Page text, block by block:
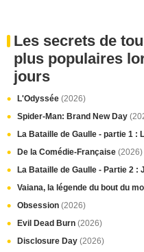
Les secrets de
plus populaires
jours
L'Odyssée (2026)
Spider-Man: Brand New Day
La Bataille de Gaulle - partie 1 :
De la Comédie-Française (2026)
La Bataille de Gaulle - Partie 2 :
Vaiana, la légende du bout du
Obsession (2026)
Evil Dead Burn (2026)
Disclosure Day (2026)